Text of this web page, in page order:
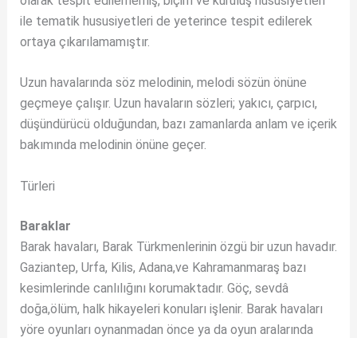
ile tematik hususiyetleri de yeterince tespit edilerek
ortaya çıkarılamamıştır.
Uzun havalarında söz melodinin, melodi sözün önüne
geçmeye çalışır. Uzun havaların sözleri; yakıcı, çarpıcı,
düşündürücü olduğundan, bazı zamanlarda anlam ve içerik
bakımında melodinin önüne geçer.
Türleri
Baraklar
Barak havaları, Barak Türkmenlerinin özgü bir uzun havadır.
Gaziantep, Urfa, Kilis, Adana,ve Kahramanmaraş bazı
kesimlerinde canlılığını korumaktadır. Göç, sevdâ
doğa,ölüm, halk hikayeleri konuları işlenir. Barak havaları
yöre oyunları oynanmadan önce ya da oyun aralarında